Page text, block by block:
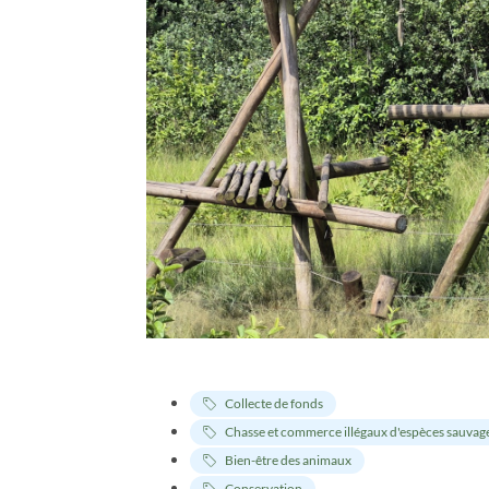
Collecte de fonds
Chasse et commerce illégaux d'espèces
Bien-être des animaux